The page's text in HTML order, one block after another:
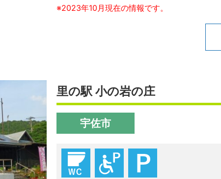
※2023年10月現在の情報です。
里の駅 小の岩の庄
宇佐市